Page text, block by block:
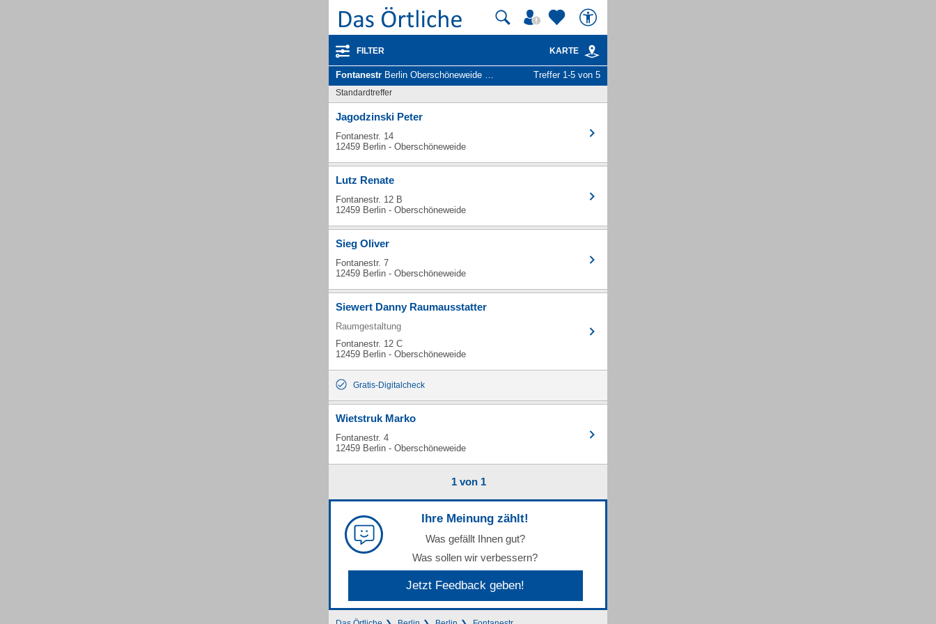
FILTER KARTE
Fontanestr Berlin Oberschöneweide - Unternehmen und Personen Treffer 1-5 von 5
Standardtreffer
Jagodzinski Peter
Fontanestr. 14
12459 Berlin - Oberschöneweide
Lutz Renate
Fontanestr. 12 B
12459 Berlin - Oberschöneweide
Sieg Oliver
Fontanestr. 7
12459 Berlin - Oberschöneweide
Siewert Danny Raumausstatter
Raumgestaltung
Fontanestr. 12 C
12459 Berlin - Oberschöneweide
Gratis-Digitalcheck
Wietstruk Marko
Fontanestr. 4
12459 Berlin - Oberschöneweide
1 von 1
Ihre Meinung zählt!
Was gefällt Ihnen gut?
Was sollen wir verbessern?
Jetzt Feedback geben!